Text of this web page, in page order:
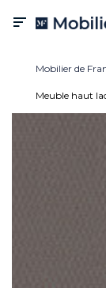
Mobilier de
Meuble haut